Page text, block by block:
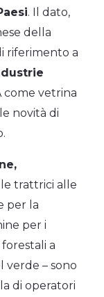
. Il dato,
della
riferimento a
come vetrina
novità di
trattrici alle
per la
per i
a
verde – sono
di operatori